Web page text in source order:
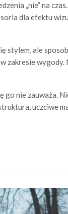
„nie” na
dla efektu
stylem, ale
zakresie
nie zauważa.
uczciwe